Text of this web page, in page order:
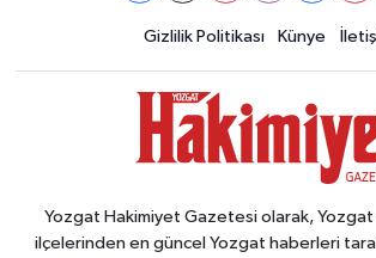
Gizlilik Politikası Künye
Yozgat Hakimiyet Gazetesi olarak,
ilçelerinden en güncel Yozgat haberleri